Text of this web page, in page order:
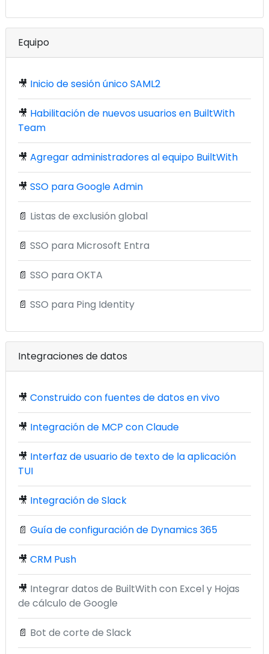
Equipo
🎥 Inicio de sesión único SAML2
🎥 Habilitación de nuevos usuarios en BuiltWith
Team
🎥 Agregar administradores al equipo BuiltWith
🎥 SSO para Google Admin
📄 Listas de exclusión global
📄 SSO para Microsoft Entra
📄 SSO para OKTA
📄 SSO para Ping Identity
Integraciones de datos
🎥 Construido con fuentes de datos en vivo
🎥 Integración de MCP con Claude
🎥 Interfaz de usuario de texto de la aplicación
TUI
🎥 Integración de Slack
📄 Guía de configuración de Dynamics 365
🎥 CRM Push
🎥 Integrar datos de BuiltWith con Excel y Hojas
de cálculo de Google
📄 Bot de corte de Slack